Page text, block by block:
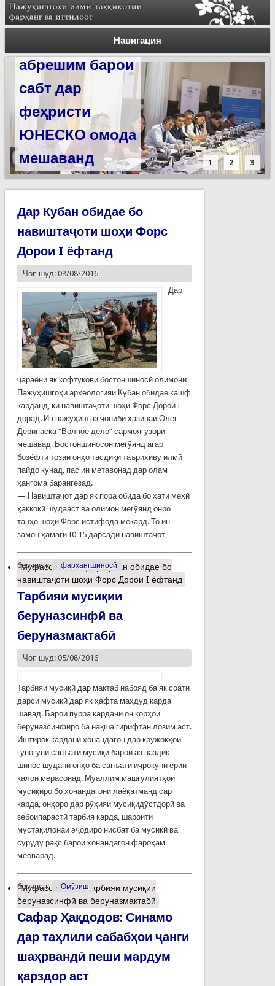
Навигация
Силсилаи
ёдгориҳои роҳи
абрешим барои
сабт дар
феҳристи
ЮНЕСКО омода
мешаванд
1 2 3
Дар Кубан обидае бо
навиштаҷоти шоҳи Форс
Дорои I ёфтанд
Чоп шуд: 08/08/2016
Дар
ҷараёни як кофтукови бостоншиносӣ олимони
Пажуҳишгоҳи археологияи Кубан обидае кашф
карданд, ки навиштаҷоти шоҳи Форс Дорои I
дорад. Ин пажуҳиш аз ҷониби хазинаи Олег
Дерипаска “Волное дело” сармоягузорӣ
мешавад. Бостоншиносон мегӯянд агар
бозёфти тозаи онҳо тасдиқи таърихиву илмӣ
пайдо кунад, пас ин метавонад дар олам
ҳангома барангезад.
— Навиштаҷот дар як пора обида бо хати мехӣ
ҳаккокӣ шудааст ва олимон мегӯянд онро
танҳо шоҳи Форс истифода мекард. То ин
замон ҳамагӣ I0-I5 дарсади навиштаҷот
барчасп: фарҳангшиносӣ
Муфассалтаро Дар Кубан обидае бо
навиштаҷоти шоҳи Форс Дорои I ёфтанд
Тарбияи мусиқии
беруназсинфӣ ва
беруназмактабӣ
Чоп шуд: 05/08/2016
Тарбияи мусиқӣ дар мактаб набояд ба як соати
дарси мусиқӣ дар як ҳафта маҳдуд карда
шавад. Барои пурра кардани он корҳои
беруназсинфиро ба нақша гирифтан лозим аст.
Иштирок кардани хонандагон дар кружокҳои
гуногуни санъати мусиқӣ барои аз наздик
шинос шудани онҳо ба санъати иҷрокунӣ ёрии
калон мерасонад. Муаллим машғулиятҳои
мусиқиро бо хонандагони лаёқатманд сар
карда, онҳоро дар рўҳияи мусиқидўстдорӣ ва
зебоипарастӣ тарбия карда, шароити
мустақилонаи эҷодиро нисбат ба мусиқӣ ва
суруду рақс барои хонандагон фароҳам
меоварад.
барчасп: Омӯзиш
Муфассалтаро Тарбияи мусиқии
беруназсинфӣ ва беруназмактабӣ
Сафар Ҳақдодов: Синамо
дар таҳлили сабабҳои ҷанги
шаҳрвандӣ пеши мардум
қарздор аст